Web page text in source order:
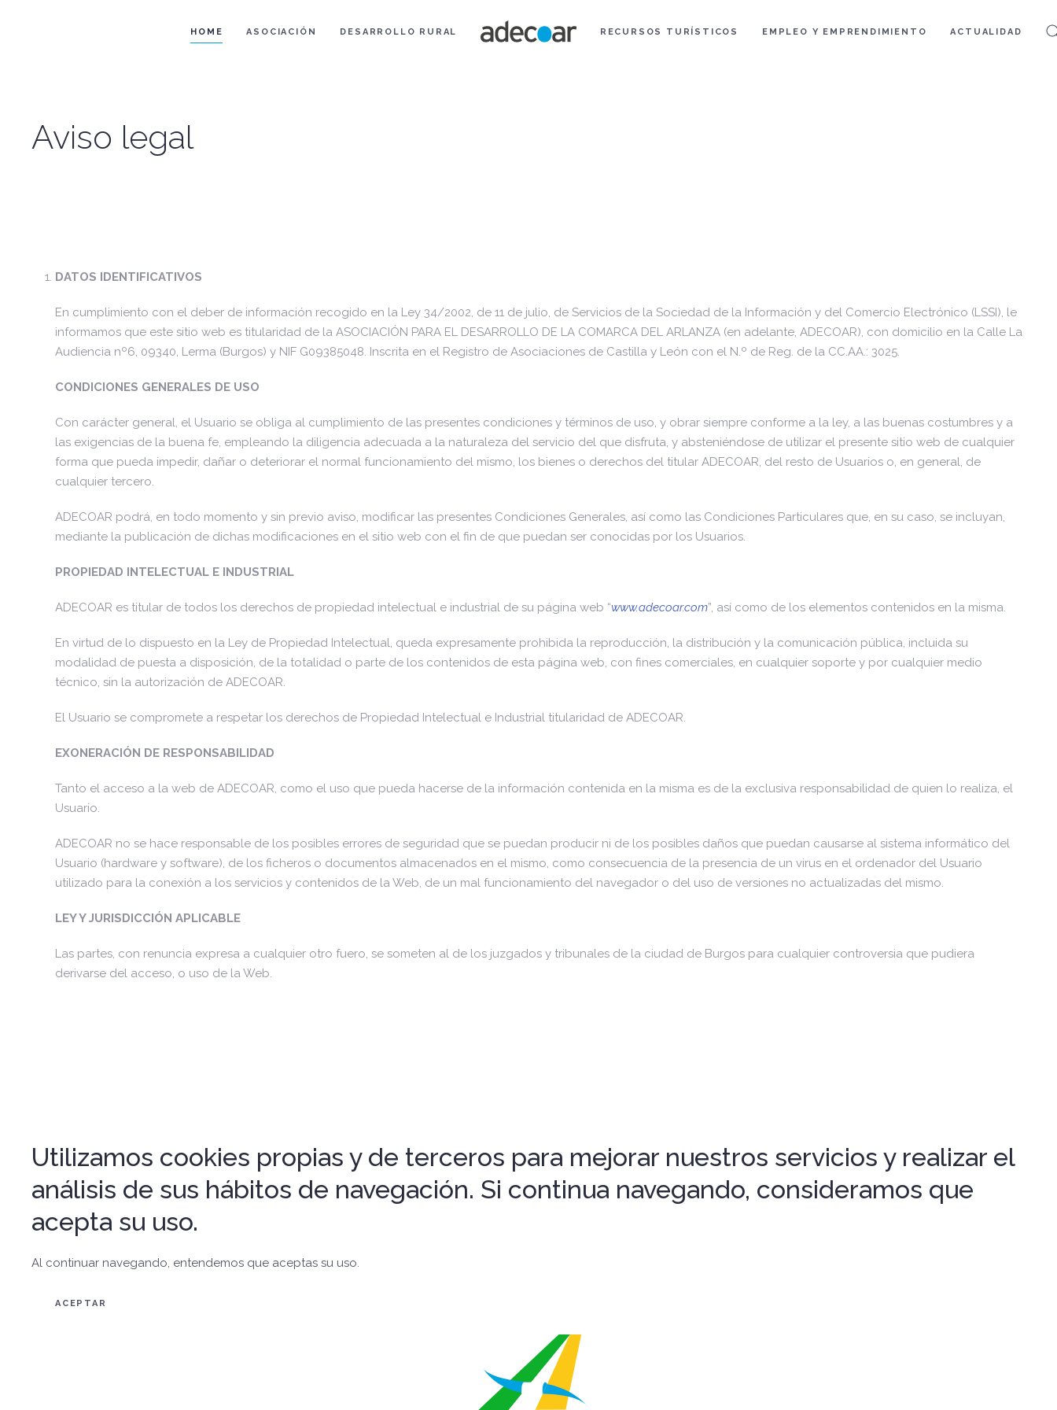
HOME ASOCIACIÓN DESARROLLO RURAL RECURSOS TURÍSTICOS EMPLEO Y EMPRENDIMIENTO ACTUALIDAD
Aviso legal
DATOS IDENTIFICATIVOS
En cumplimiento con el deber de información recogido en la Ley 34/2002, de 11 de julio, de Servicios de la Sociedad de la Información y del Comercio Electrónico (LSSI), le
informamos que este sitio web es titularidad de la ASOCIACIÓN PARA EL DESARROLLO DE LA COMARCA DEL ARLANZA (en adelante, ADECOAR), con domicilio en la Calle La
Audiencia nº6, 09340, Lerma (Burgos) y NIF G09385048. Inscrita en el Registro de Asociaciones de Castilla y León con el N.º de Reg. de la CC.AA.: 3025.
CONDICIONES GENERALES DE USO
Con carácter general, el Usuario se obliga al cumplimiento de las presentes condiciones y términos de uso, y obrar siempre conforme a la ley, a las buenas costumbres y a
las exigencias de la buena fe, empleando la diligencia adecuada a la naturaleza del servicio del que disfruta, y absteniéndose de utilizar el presente sitio web de cualquier
forma que pueda impedir, dañar o deteriorar el normal funcionamiento del mismo, los bienes o derechos del titular ADECOAR, del resto de Usuarios o, en general, de
cualquier tercero.
ADECOAR podrá, en todo momento y sin previo aviso, modificar las presentes Condiciones Generales, así como las Condiciones Particulares que, en su caso, se incluyan,
mediante la publicación de dichas modificaciones en el sitio web con el fin de que puedan ser conocidas por los Usuarios.
PROPIEDAD INTELECTUAL E INDUSTRIAL
ADECOAR es titular de todos los derechos de propiedad intelectual e industrial de su página web “www.adecoar.com”, así como de los elementos contenidos en la misma.
En virtud de lo dispuesto en la Ley de Propiedad Intelectual, queda expresamente prohibida la reproducción, la distribución y la comunicación pública, incluida su
modalidad de puesta a disposición, de la totalidad o parte de los contenidos de esta página web, con fines comerciales, en cualquier soporte y por cualquier medio
técnico, sin la autorización de ADECOAR.
El Usuario se compromete a respetar los derechos de Propiedad Intelectual e Industrial titularidad de ADECOAR.
EXONERACIÓN DE RESPONSABILIDAD
Tanto el acceso a la web de ADECOAR, como el uso que pueda hacerse de la información contenida en la misma es de la exclusiva responsabilidad de quien lo realiza, el
Usuario.
ADECOAR no se hace responsable de los posibles errores de seguridad que se puedan producir ni de los posibles daños que puedan causarse al sistema informático del
Usuario (hardware y software), de los ficheros o documentos almacenados en el mismo, como consecuencia de la presencia de un virus en el ordenador del Usuario
utilizado para la conexión a los servicios y contenidos de la Web, de un mal funcionamiento del navegador o del uso de versiones no actualizadas del mismo.
LEY Y JURISDICCIÓN APLICABLE
Las partes, con renuncia expresa a cualquier otro fuero, se someten al de los juzgados y tribunales de la ciudad de Burgos para cualquier controversia que pudiera
derivarse del acceso, o uso de la Web.
Utilizamos cookies propias y de terceros para mejorar nuestros servicios y realizar el
análisis de sus hábitos de navegación. Si continua navegando, consideramos que
acepta su uso.
Al continuar navegando, entendemos que aceptas su uso.
ACEPTAR